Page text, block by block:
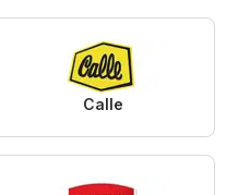
Calle